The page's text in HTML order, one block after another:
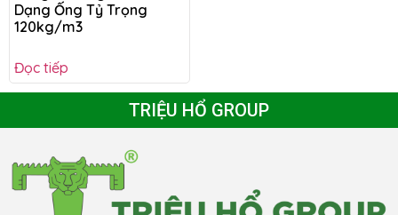
Dạng Ống Tỷ Trọng
120kg/m3
Đọc tiếp
TRIỆU HỔ GROUP